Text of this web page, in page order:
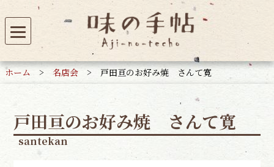
ホーム > 名店会 > 戸田亘のお好み焼 さんて寛
戸田亘のお好み焼 さんて寛
santekan